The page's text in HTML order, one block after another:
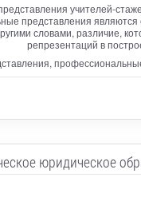
учителей-
представления
словами, различие,
репрезентаций в
юридическое